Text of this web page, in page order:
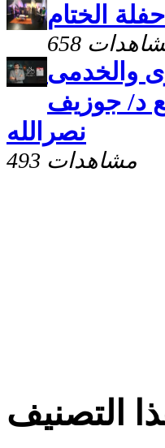
الختام
مشاهدات
والخدمى
د/ جوزيف
نصرالله
493 مشاهدات
التصنيف